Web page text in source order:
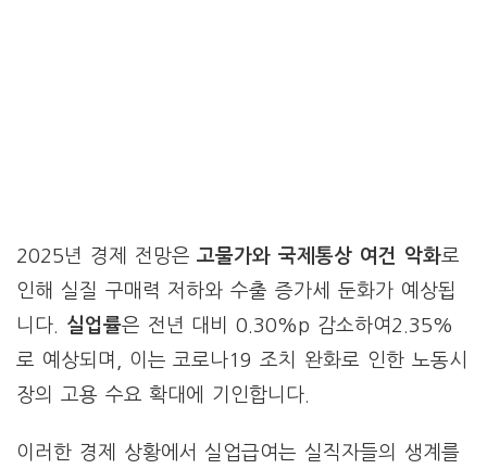
2025년 경제 전망은고물가와 국제통상 여건 악화로
인해 실질 구매력 저하와 수출 증가세 둔화가 예상됩
니다. 실업률은 전년 대비 0.30%p 감소하여2.35%
로 예상되며, 이는 코로나19 조치 완화로 인한 노동시
장의 고용 수요 확대에 기인합니다.
이러한 경제 상황에서 실업급여는 실직자들의 생계를